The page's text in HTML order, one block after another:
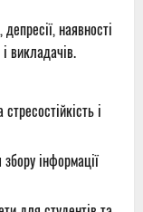
наявності
викладачів.
і
інформації